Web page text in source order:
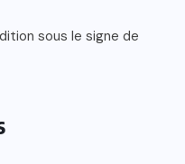
sous le signe de